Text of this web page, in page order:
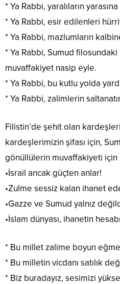
* Ya Rabbi, yaralıların
* Ya Rabbi, esir edilenleri
* Ya Rabbi, mazlumların
* Ya Rabbi, Sumud
muvaffakiyet nasip eyle.
* Ya Rabbi, bu kutlu yolda
* Ya Rabbi, zalimlerin
Filistin’de şehit olan
kardeşlerimizin şifası için,
gönüllülerin muvaffakiyeti için
•İsrail ancak güçten anlar!
•Zulme sessiz kalan ihanet
•Gazze ve Sumud yalnız
•İslam dünyası, ihanetin
* Bu millet zalime boyun
* Bu milletin vicdanı satılık
* Biz buradayız, sesimizi